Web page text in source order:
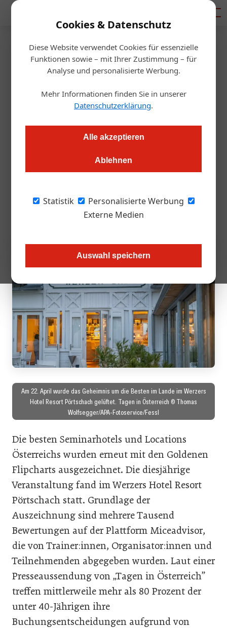
Cookies & Datenschutz
Diese Website verwendet Cookies für essenzielle
Funktionen sowie – mit Ihrer Zustimmung – für
Analyse und personalisierte Werbung.
Mehr Informationen finden Sie in unserer
Datenschutzerklärung.
Alle akzeptieren
Ablehnen
Statistik
Personalisierte Werbung
Externe Medien
Auswahl speichern
Startseite/Hotellerie
Auszeichnung
Die besten Seminarhotels und
Locations Österreichs
Was für die Hotellerie die Sternekategorisierung und für die
der Goldene Flipchart. Am 22. April 2025 wurden Österreichs
beste Seminarhotels und Locations ausgezeichnet.
Am 22. April wurde das Geheimnis um die Besten im Lande im Werzers
Hotel Resort Pörtschach gelüftet. Tagen in Österreich © Thomas
Wolfsegger/APA-Fotoservice/Fessl
Die besten Seminarhotels und Locations
Österreichs wurden erneut mit den Goldenen
Flipcharts ausgezeichnet. Die diesjährige
Veranstaltung fand im Werzers Hotel Resort
Pörtschach statt. Grundlage der
Auszeichnung sind mehrere Tausend
Bewertungen auf der Plattform Miceadvisor,
die von Trainer:innen, Organisator:innen und
Teilnehmenden abgegeben wurden. Laut einer
Presseaussendung von „Tagen in Österreich”
treffen mittlerweile mehr als 80 Prozent der
unter 40-Jährigen ihre
Buchungsentscheidungen aufgrund von